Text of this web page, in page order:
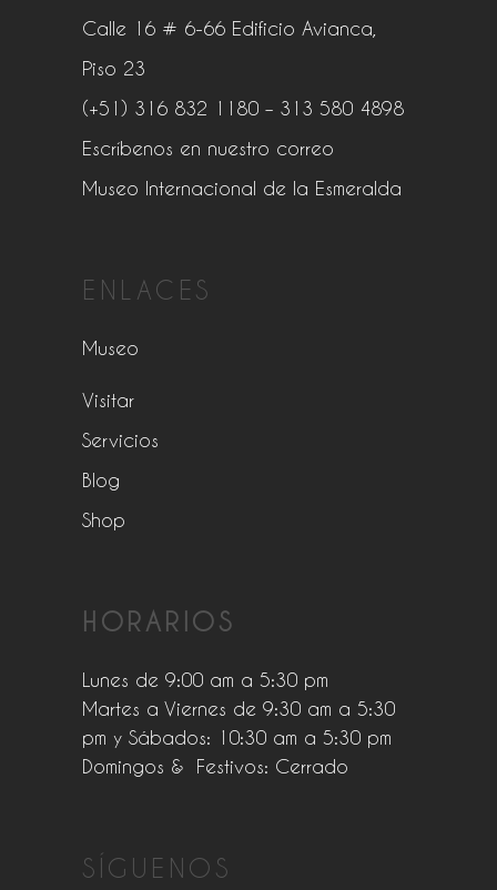
Calle 16 # 6-66 Edificio Avianca,
Piso 23
(+51) 316 832 1180 – 313 580 4898
Escríbenos en nuestro correo
Museo Internacional de la Esmeralda
ENLACES
Museo
Visitar
Servicios
Blog
Shop
HORARIOS
Lunes de 9:00 am a 5:30 pm
Martes a Viernes de 9:30 am a 5:30
pm y Sábados: 10:30 am a 5:30 pm
Domingos & Festivos: Cerrado
SÍGUENOS